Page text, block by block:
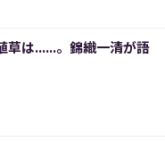
草は......。錦織一清が語